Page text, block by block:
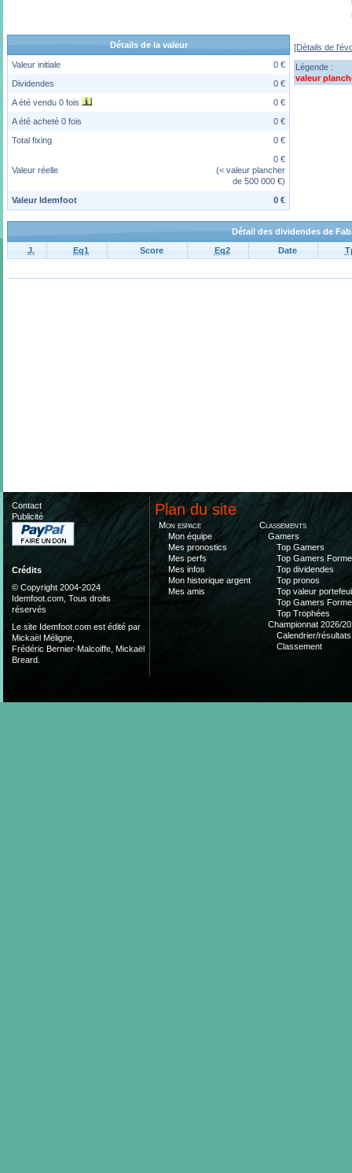
Détails de la valeur
Valeur initiale
0 €
Dividendes
0 €
A été vendu 0 fois
0 €
A été acheté 0 fois
0 €
Total fixing
0 €
Valeur réelle
0 €
(< valeur plancher
de 500 000 €)
Valeur Idemfoot
0 €
[Détails de
Légende :
valeur
Détail des dividendes de
J.
Eq1 Score Eq2 Date
Contact
Publicité
Crédits
© Copyright 2004-2024
Idemfoot.com, Tous droits
réservés
Le site Idemfoot.com est édité par
Mickaël Méligne,
Frédéric Bernier-Malcoiffe, Mickaël
Breard.
Plan du site
Mon espace
Mon équipe
Mes pronostics
Mes perfs
Mes infos
Mon historique argent
Mes amis
Classements
Gamers
Top Gamers
Top Gamers Forme
Top dividendes
Top pronos
Top valeur
Top Gamers Forme
Top Trophées
Championnat 2026/
Calendrier/résultats
Classement